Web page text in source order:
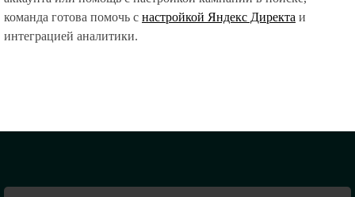
команда готова помочь с настройкой Яндекс Директа и
интеграцией аналитики.